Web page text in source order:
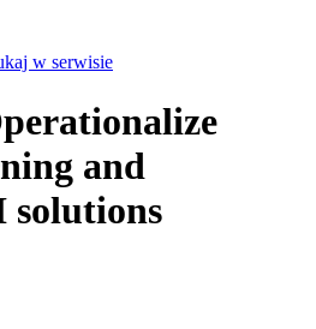
w serwisie
and
solutions